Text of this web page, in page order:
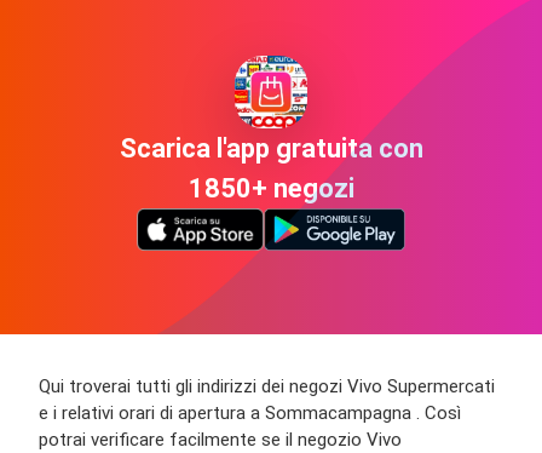
Scarica l'app gratuita con
1850+ negozi
Qui troverai tutti gli indirizzi dei negozi Vivo Supermercati
e i relativi orari di apertura a Sommacampagna . Così
potrai verificare facilmente se il negozio Vivo